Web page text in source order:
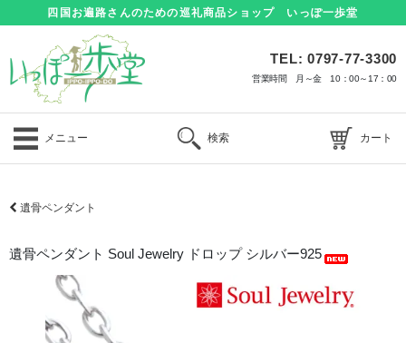
四国お遍路さんのための巡礼商品ショップ いっぽ一歩堂
TEL: 0797-77-3300
営業時間 月～金 10：00～17：00
メニュー 検索 カート
遺骨ペンダント
遺骨ペンダント Soul Jewelry ドロップ シルバー925